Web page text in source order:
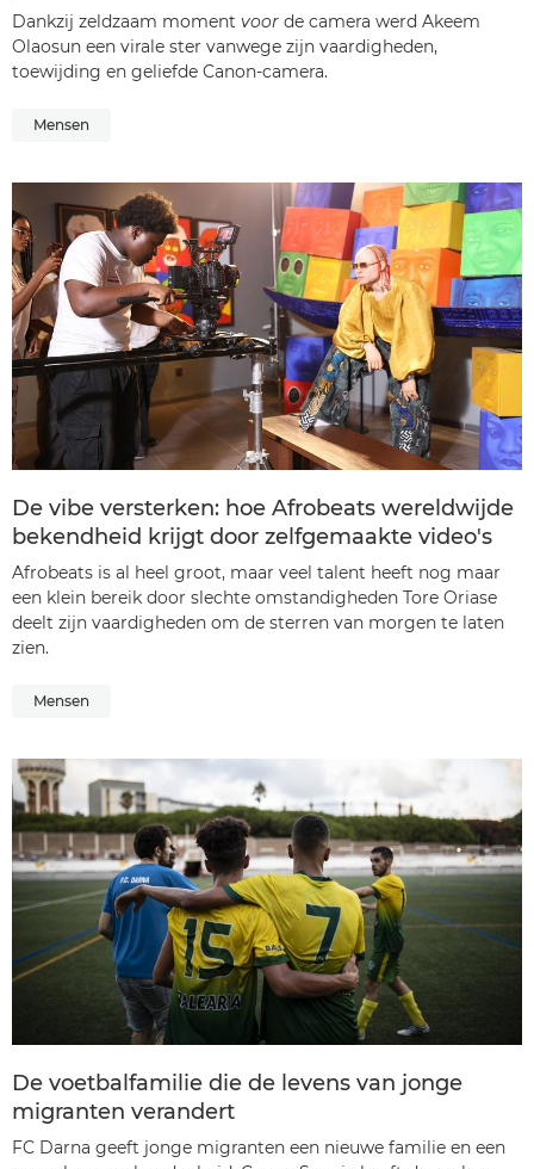
Dankzij zeldzaam moment voor de camera werd Akeem
Olaosun een virale ster vanwege zijn vaardigheden,
toewijding en geliefde Canon-camera.
Mensen
De vibe versterken: hoe Afrobeats wereldwijde
bekendheid krijgt door zelfgemaakte video's
Afrobeats is al heel groot, maar veel talent heeft nog maar
een klein bereik door slechte omstandigheden Tore Oriase
deelt zijn vaardigheden om de sterren van morgen te laten
zien.
Mensen
De voetbalfamilie die de levens van jonge
migranten verandert
FC Darna geeft jonge migranten een nieuwe familie en een